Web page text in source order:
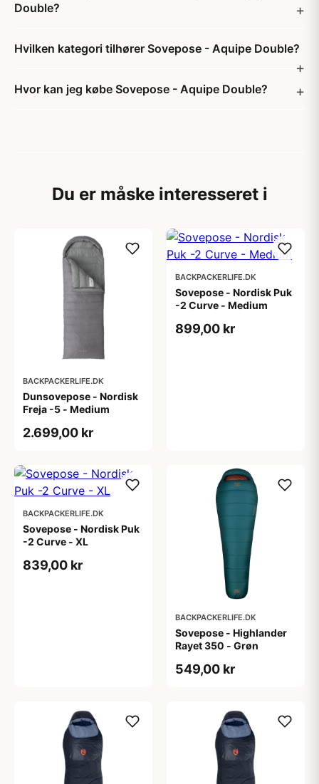
Double?
Hvilken kategori tilhører Sovepose - Aquipe Double?
Hvor kan jeg købe Sovepose - Aquipe Double?
Du er måske interesseret i
BACKPACKERLIFE.DK
Dunsovepose - Nordisk
Freja -5 - Medium
2.699,00 kr
BACKPACKERLIFE.DK
Sovepose - Nordisk Puk
-2 Curve - Medium
899,00 kr
BACKPACKERLIFE.DK
Sovepose - Nordisk Puk
-2 Curve - XL
839,00 kr
BACKPACKERLIFE.DK
Sovepose - Highlander
Rayet 350 - Grøn
549,00 kr